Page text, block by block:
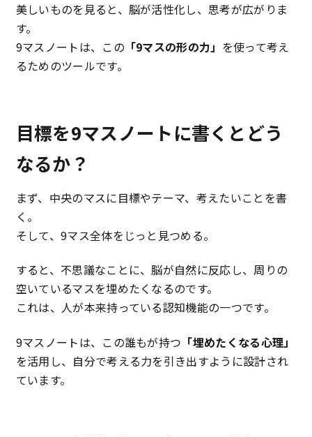
美しいものを見ると、脳が活性化し、思考が広がりま
す。
9マスノートは、この 「9マスの形の力」 を使って考え
るためのツールです。
目標を9マスノートに書くとどう
なるか？
まず、中央のマスに目標やテーマ、考えたいことを書
く。
そして、9マス全体をじっと見つめる。
すると、不思議なことに、脳が自然に反応し、周りの
空いているマスを埋めたくなるのです。
これは、人が本来持っている認知機能の一つです。
9マスノートは、この誰もが持つ 「埋めたくなる心理」
を活用し、自分で考える力を引き出すように設計され
ています。